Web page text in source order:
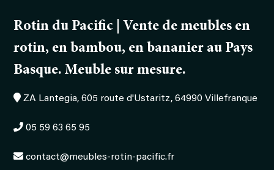
Rotin du Pacific | Vente de meubles en
rotin, en bambou, en bananier au Pays
Basque. Meuble sur mesure.
ZA Lantegia, 605 route d'Ustaritz, 64990 Villefranque
05 59 63 65 95
contact@meubles-rotin-pacific.fr